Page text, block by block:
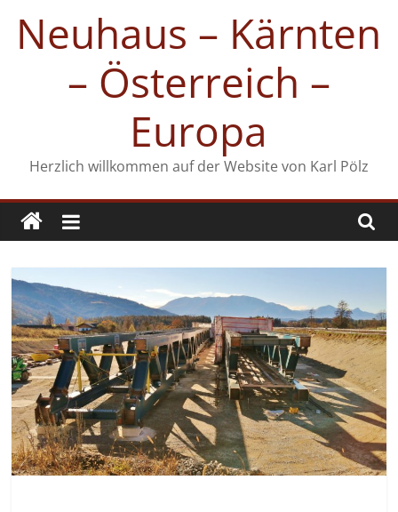
Inhalt
springen
Neuhaus – Kärnten
– Österreich –
Europa
Herzlich willkommen auf der Website von Karl Pölz